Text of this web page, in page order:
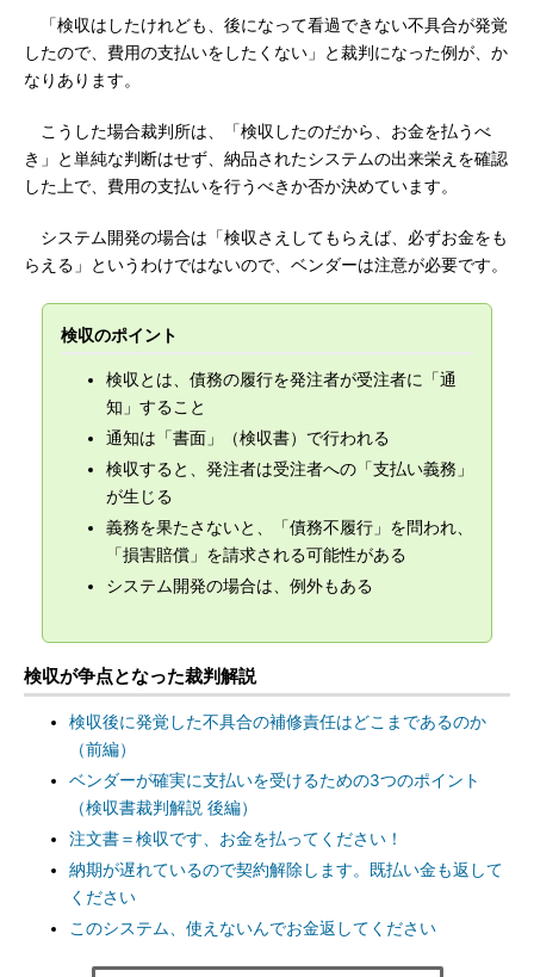
「検収はしたけれども、後になって看過できない不具合が発覚
したので、費用の支払いをしたくない」と裁判になった例が、か
なりあります。
こうした場合裁判所は、「検収したのだから、お金を払うべ
き」と単純な判断はせず、納品されたシステムの出来栄えを確認
した上で、費用の支払いを行うべきか否か決めています。
システム開発の場合は「検収さえしてもらえば、必ずお金をも
らえる」というわけではないので、ベンダーは注意が必要です。
検収のポイント
検収とは、債務の履行を発注者が受注者に「通
知」すること
通知は「書面」（検収書）で行われる
検収すると、発注者は受注者への「支払い義務」
が生じる
義務を果たさないと、「債務不履行」を問われ、
「損害賠償」を請求される可能性がある
システム開発の場合は、例外もある
検収が争点となった裁判解説
検収後に発覚した不具合の補修責任はどこまであるのか
（前編）
ベンダーが確実に支払いを受けるための3つのポイント
（検収書裁判解説 後編）
注文書＝検収です、お金を払ってください！
納期が遅れているので契約解除します。既払い金も返して
ください
このシステム、使えないんでお金返してください